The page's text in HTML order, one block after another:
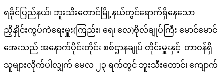
ရခိုင်ပြည်နယ်၊ ဘူးသီးတောင်မြို့နယ်တွင်ရောက်ရှိနေသော
ညှိနှိုင်းကွပ်ကဲရေးမှူး(ကြည်း၊ ရေ၊ လေ)ဗိုလ်ချုပ်ကြီး မောင်မောင်
အေးသည် အနောက်ပိုင်းတိုင်း စစ်ဌာနချုပ် တိုင်းမှူးနှင့် တာဝန်ရှိ
သူများလိုက်ပါလျှက် မေလ ၂၃ ရက်တွင် ဘူးသီးတောင်၊ ကျောက်